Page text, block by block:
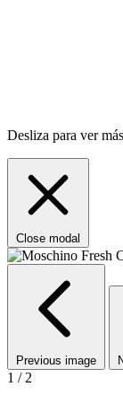
Desliza para ver
Close modal
Previous image
1 / 2